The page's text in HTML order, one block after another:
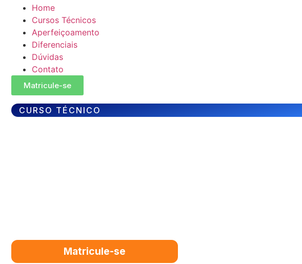
Home
Cursos Técnicos
Aperfeiçoamento
Diferenciais
Dúvidas
Contato
Matricule-se
CURSO TÉCNICO
Matricule-se